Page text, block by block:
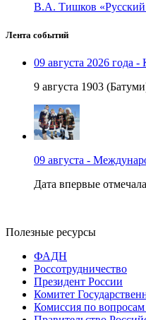
В.А. Тишков «Русский
Лента событий
09 августа 2026 года
9 августа 1903
09 августа -
Дата впервые
Полезные ресурсы
ФАДН
Россотрудничество
Президент России
Комитет
Комиссия по